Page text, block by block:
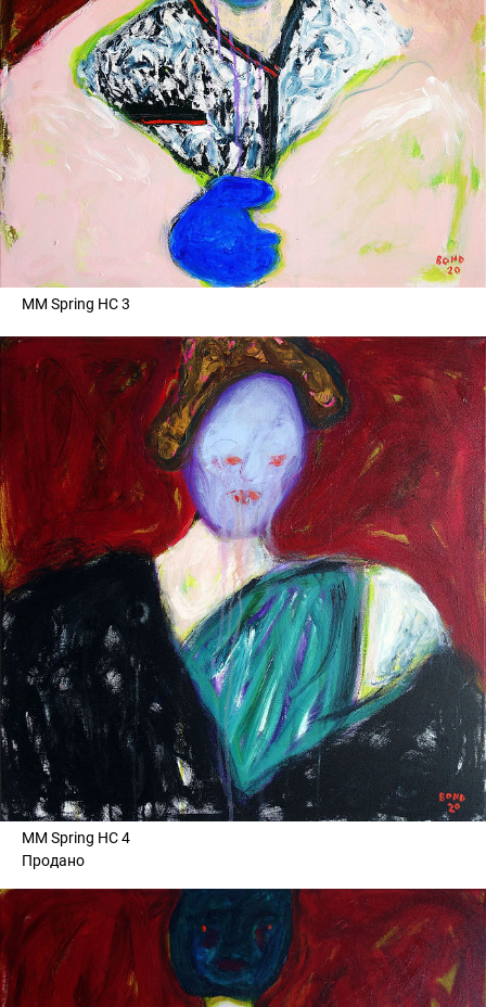
MM Spring HC 3
MM Spring HC 4
Продано